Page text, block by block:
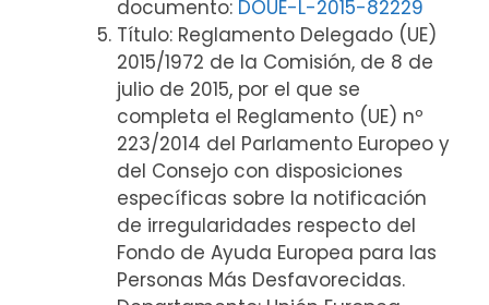
documento: DOUE-L-2015-82229
Título: Reglamento Delegado (UE)
2015/1972 de la Comisión, de 8 de
julio de 2015, por el que se
completa el Reglamento (UE) nº
223/2014 del Parlamento Europeo y
del Consejo con disposiciones
específicas sobre la notificación
de irregularidades respecto del
Fondo de Ayuda Europea para las
Personas Más Desfavorecidas.